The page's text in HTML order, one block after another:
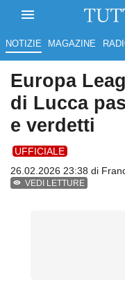
NOTIZIE MAGAZINE
Europa
di Lucca
e verdetti
UFFICIALE
26.02.2026 23:38 di
VEDI LETTURE